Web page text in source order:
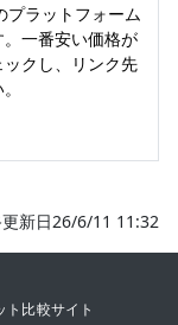
プラットフォーム
一番安い価格が
クし、リンク先
新日26/6/11 11:32
ト比較サイト